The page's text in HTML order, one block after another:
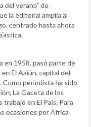
del verano” de
la editorial amplía al
centrado hasta ahora
en 1958, pasó parte de
El Aaiún, capital del
Como periodista ha sido
, La Gaceta de los
trabajó en El País. Para
ocasiones por África